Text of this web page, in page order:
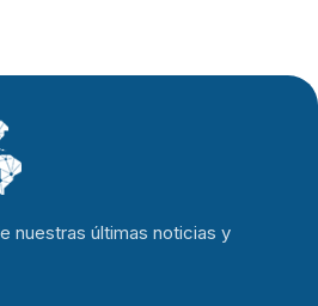
nuestras últimas noticias y